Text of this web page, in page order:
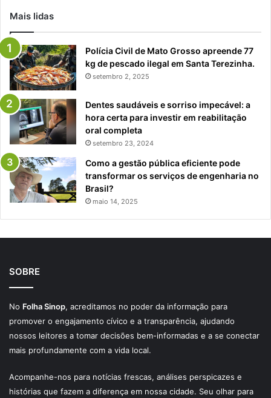
Mais lidas
Polícia Civil de Mato Grosso apreende 77
kg de pescado ilegal em Santa Terezinha.
setembro 2, 2025
Dentes saudáveis e sorriso impecável: a
hora certa para investir em reabilitação
oral completa
setembro 23, 2024
Como a gestão pública eficiente pode
transformar os serviços de engenharia no
Brasil?
maio 14, 2025
SOBRE
No Folha Sinop, acreditamos no poder da informação para
promover o engajamento cívico e a transparência, ajudando
nossos leitores a tomar decisões bem-informadas e a se conectar
mais profundamente com a vida local.
Acompanhe-nos para notícias frescas, análises perspicazes e
histórias que fazem a diferença em nossa cidade. Seu olhar para